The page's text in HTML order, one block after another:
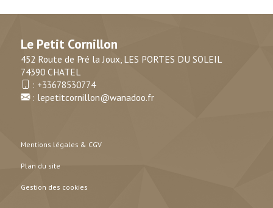
Le Petit Cornillon
452 Route de Pré la Joux, LES PORTES DU SOLEIL
74390 CHATEL
: +33678530774
: lepetitcornillon@wanadoo.fr
Mentions légales & CGV
Plan du site
Gestion des cookies